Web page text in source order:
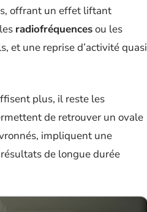
offrant un effet liftant
radiofréquencesou les
et une reprise d’activité quasi
plus, il reste les
de retrouver un ovale
impliquent une
de longue durée